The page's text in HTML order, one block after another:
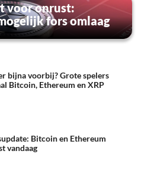
voor onrust:
fors omlaag
bijna voorbij? Grote spelers
Bitcoin, Ethereum en XRP
Bitcoin en Ethereum
vandaag